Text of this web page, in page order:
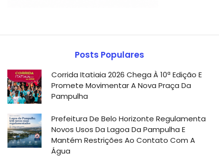
Posts Populares
Corrida Itatiaia 2026 Chega À 10ª Edição E
Promete Movimentar A Nova Praça Da
Pampulha
Prefeitura De Belo Horizonte Regulamenta
Novos Usos Da Lagoa Da Pampulha E
Mantém Restrições Ao Contato Com A
Água